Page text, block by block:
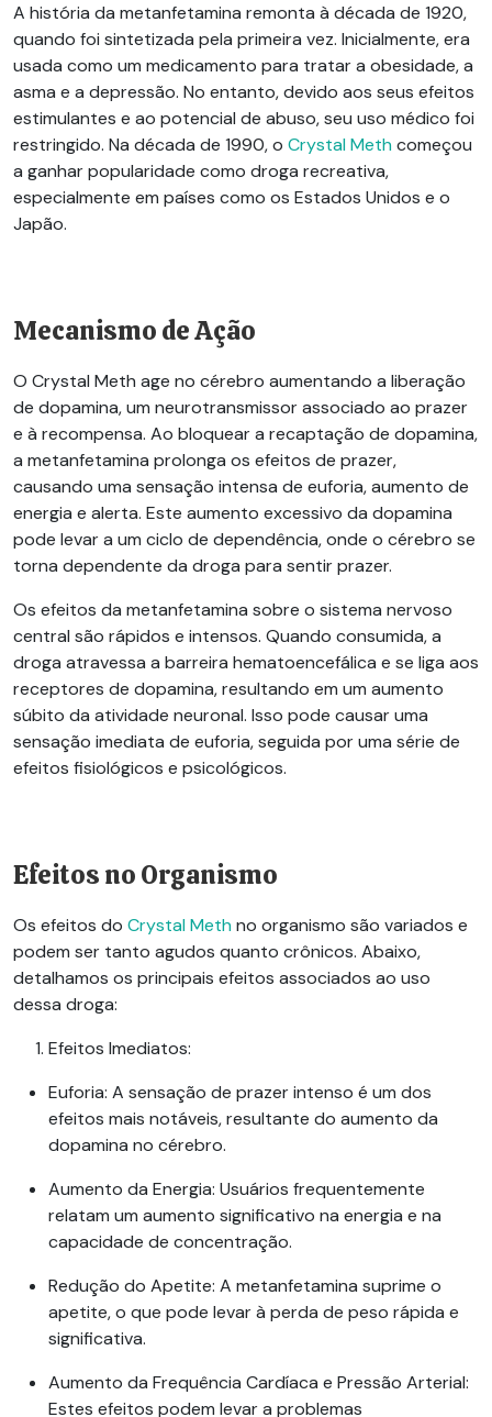
A história da metanfetamina remonta à década de 1920,
quando foi sintetizada pela primeira vez. Inicialmente, era
usada como um medicamento para tratar a obesidade, a
asma e a depressão. No entanto, devido aos seus efeitos
estimulantes e ao potencial de abuso, seu uso médico foi
restringido. Na década de 1990, o Crystal Methcomeçou
a ganhar popularidade como droga recreativa,
especialmente em países como os Estados Unidos e o
Japão.
Mecanismo de Ação
O Crystal Meth age no cérebro aumentando a liberação
de dopamina, um neurotransmissor associado ao prazer
e à recompensa. Ao bloquear a recaptação de dopamina,
a metanfetamina prolonga os efeitos de prazer,
causando uma sensação intensa de euforia, aumento de
energia e alerta. Este aumento excessivo da dopamina
pode levar a um ciclo de dependência, onde o cérebro se
torna dependente da droga para sentir prazer.
Os efeitos da metanfetamina sobre o sistema nervoso
central são rápidos e intensos. Quando consumida, a
droga atravessa a barreira hematoencefálica e se liga aos
receptores de dopamina, resultando em um aumento
súbito da atividade neuronal. Isso pode causar uma
sensação imediata de euforia, seguida por uma série de
efeitos fisiológicos e psicológicos.
Efeitos no Organismo
Os efeitos do Crystal Methno organismo são variados e
podem ser tanto agudos quanto crônicos. Abaixo,
detalhamos os principais efeitos associados ao uso
dessa droga:
Efeitos Imediatos:
Euforia: A sensação de prazer intenso é um dos
efeitos mais notáveis, resultante do aumento da
dopamina no cérebro.
Aumento da Energia: Usuários frequentemente
relatam um aumento significativo na energia e na
capacidade de concentração.
Redução do Apetite: A metanfetamina suprime o
apetite, o que pode levar à perda de peso rápida e
significativa.
Aumento da Frequência Cardíaca e Pressão Arterial:
Estes efeitos podem levar a problemas